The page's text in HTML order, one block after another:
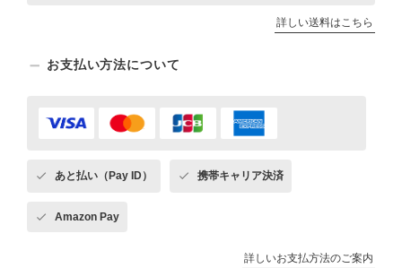
詳しい送料はこちら
お支払い方法について
あと払い（Pay ID） 携帯キャリア決済
Amazon Pay
詳しいお支払方法のご案内